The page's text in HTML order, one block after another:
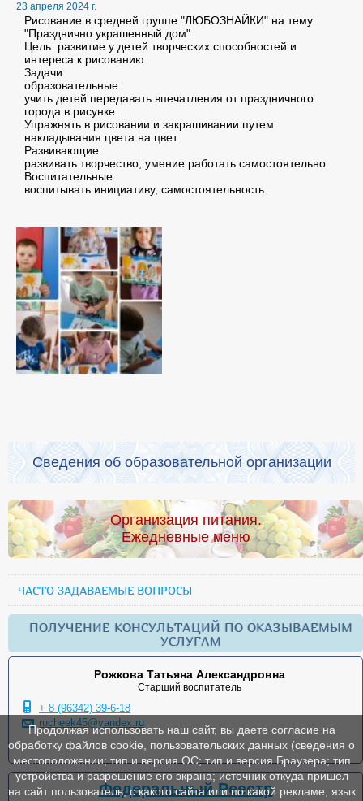
23 апреля 2024 г.
Рисование в средней группе "ЛЮБОЗНАЙКИ" на тему
"Празднично украшенный дом".
Цель: развитие у детей творческих способностей и
интереса к рисованию.
Задачи:
образовательные:
учить детей передавать впечатления от праздничного
города в рисунке.
Упражнять в рисовании и закрашивании путем
накладывания цвета на цвет.
Развивающие:
развивать творчество, умение работать самостоятельно.
Воспитательные:
воспитывать инициативу, самостоятельность.
Сведения об образовательной организации
Организация питания.
Ежедневные меню
ЧАСТО ЗАДАВАЕМЫЕ ВОПРОСЫ
ПОЛУЧЕНИЕ КОНСУЛЬТАЦИЙ ПО ОКАЗЫВАЕМЫМ
УСЛУГАМ
Рожкова Татьяна Александровна
Старший воспитатель
+ 8 (96342) 39-6-18
rucheek45@yandex.ru
Федеральный Реестр
Продолжая использовать наш сайт, вы даете согласие на
обработку файлов cookie, пользовательских данных (сведения о
местоположении; тип и версия ОС; тип и версия Браузера; тип
устройства и разрешение его экрана; источник откуда пришел
на сайт пользователь; с какого сайта или по какой рекламе; язык